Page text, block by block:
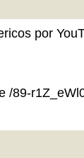
por
/89-